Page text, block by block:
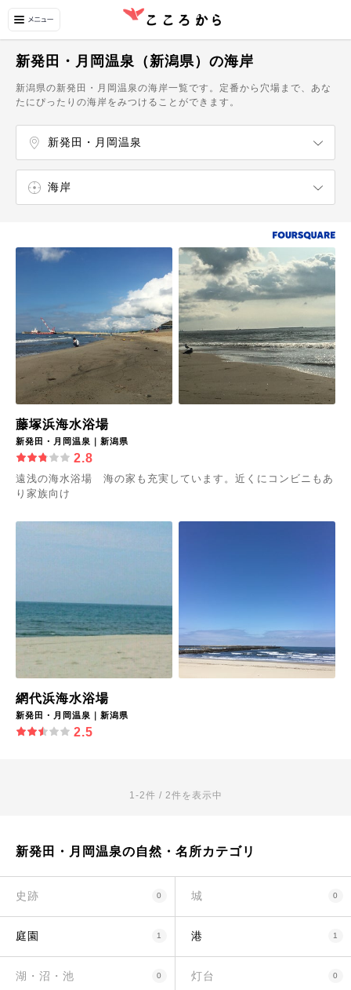
新発田・月岡温泉（新潟県）の海岸
新潟県の新発田・月岡温泉の海岸一覧です。定番から穴場まで、あな
たにぴったりの海岸をみつけることができます。
新発田・月岡温泉
海岸
藤塚浜海水浴場
新発田・月岡温泉｜新潟県
2.8
遠浅の海水浴場 海の家も充実しています。近くにコンビニもあ
り家族向け
網代浜海水浴場
新発田・月岡温泉｜新潟県
2.5
1-2件 / 2件を表示中
新発田・月岡温泉の自然・名所カテゴリ
史跡 0 城 0
庭園 1 港 1
湖・沼・池 0 灯台 0